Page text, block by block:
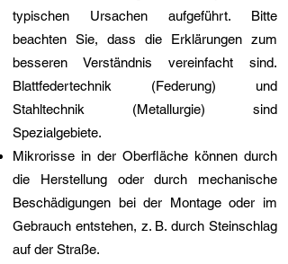
typischen Ursachen aufgeführt. Bitte
beachten Sie, dass die Erklärungen zum
besseren Verständnis vereinfacht sind.
Blattfedertechnik (Federung) und
Stahltechnik (Metallurgie) sind
Spezialgebiete.
Mikrorisse in der Oberfläche können durch
die Herstellung oder durch mechanische
Beschädigungen bei der Montage oder im
Gebrauch entstehen, z. B. durch Steinschlag
auf der Straße.